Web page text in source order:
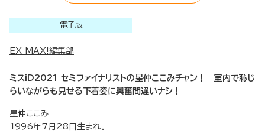
電子版
EX MAX!編集部
ミスiD2021 セミファイナリストの星仲ここみチャン！ 室内で恥じ
らいながらも見せる下着姿に興奮間違いナシ！
星仲ここみ
1996年7月28日生まれ。